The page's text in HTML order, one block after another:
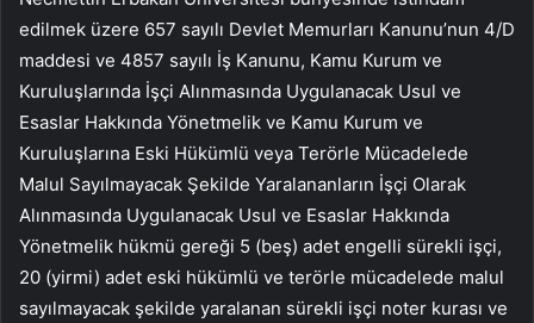
edilmek üzere 657 sayılı Devlet Memurları Kanunu’nun 4/D
maddesi ve 4857 sayılı İş Kanunu, Kamu Kurum ve
Kuruluşlarında İşçi Alınmasında Uygulanacak Usul ve
Esaslar Hakkında Yönetmelik ve Kamu Kurum ve
Kuruluşlarına Eski Hükümlü veya Terörle Mücadelede
Malul Sayılmayacak Şekilde Yaralananların İşçi Olarak
Alınmasında Uygulanacak Usul ve Esaslar Hakkında
Yönetmelik hükmü gereği 5 (beş) adet engelli sürekli işçi,
20 (yirmi) adet eski hükümlü ve terörle mücadelede malul
sayılmayacak şekilde yaralanan sürekli işçi noter kurası ve